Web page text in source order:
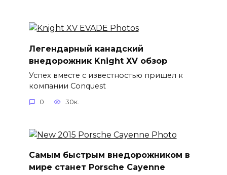
Легендарный канадский
внедорожник Knight XV обзор
Успех вместе с известностью пришел к
компании Conquest
0 30к.
Самым быстрым внедорожником в
мире станет Porsche Cayenne